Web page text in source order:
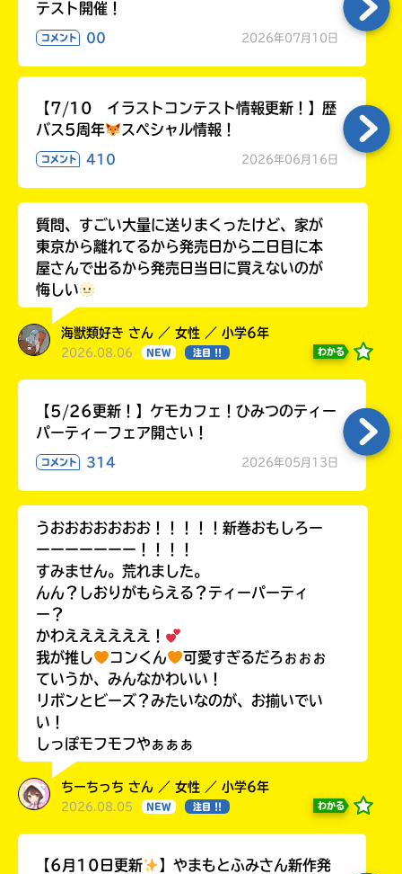
テスト開催！
コメント 00 2026年07月10日
【7/10 イラストコンテスト情報更新！】歴
バス5周年
スペシャル情報！
コメント 410 2026年06月16日
質問、すごい大量に送りまくったけど、家が
東京から離れてるから発売日から二日目に本
屋さんで出るから発売日当日に買えないのが
悔しい
海獣類好き さん ／ 女性 ／ 小学6年
2026.08.06 NEW 注目 !! わかる
【5/26更新！】ケモカフェ！ひみつのティー
パーティーフェア開さい！
コメント 314 2026年05月13日
うおおおおおおお！！！！！新巻おもしろー
ーーーーーーー！！！！
すみません。荒れました。
んん？しおりがもらえる？ティーパーティ
ー？
かわええええええ！
我が推し
コンくん
可愛すぎるだろぉぉぉ
ていうか、みんなかわいい！
リボンとビーズ？みたいなのが、お揃いでい
い！
しっぽモフモフやぁぁぁ
ちーちっち さん ／ 女性 ／ 小学6年
2026.08.05 NEW 注目 !! わかる
【6月10日更新
】やまもとふみさん新作発